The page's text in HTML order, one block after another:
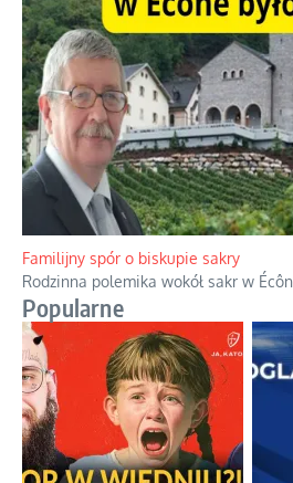
Ciemna strona podręcznikowych
Historia jest doświadczeniem
że będziemy coś krytykować po to,
powstania nie zrobili, jest...